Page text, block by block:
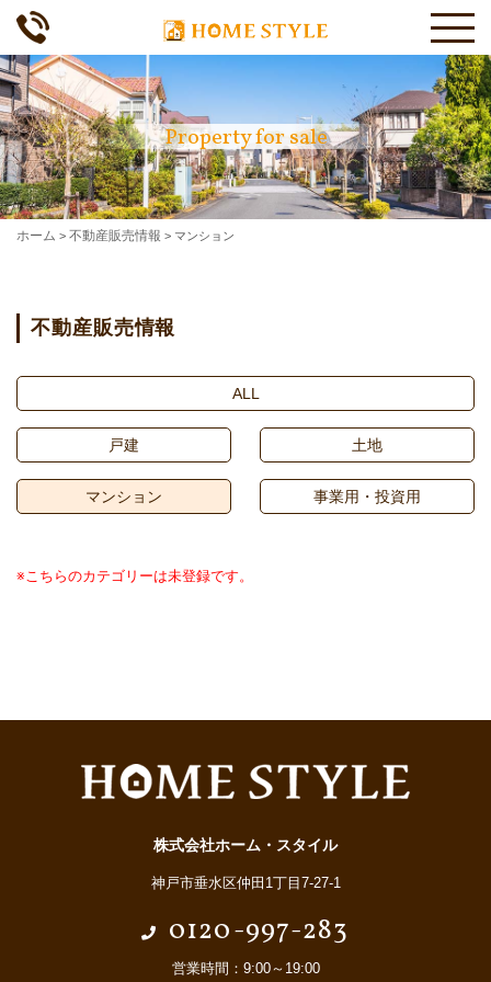
Property for sale
ホーム > 不動産販売情報 > マンション
不動産販売情報
ALL
戸建 土地
マンション 事業用・投資用
※こちらのカテゴリーは未登録です。
株式会社ホーム・スタイル
神戸市垂水区仲田1丁目7-27-1
0120-997-283
営業時間：9:00～19:00